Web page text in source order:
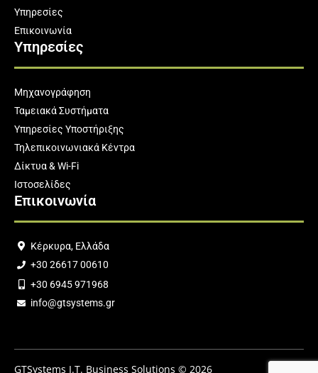
Υπηρεσίες
Επικοινωνία
Υπηρεσίες
Μηχανογράφηση
Ταμειακά Συστήματα
Υπηρεσίες Υποστήριξης
Τηλεπικοινωνιακά Κέντρα
Δίκτυα & Wi-Fi
Ιστοσελίδες
Επικοινωνία
Κέρκυρα, Ελλάδα
+30 26617 00610
+30 6945 971968
info@gtsystems.gr
GTSystems I.T. Business Solutions © 2026